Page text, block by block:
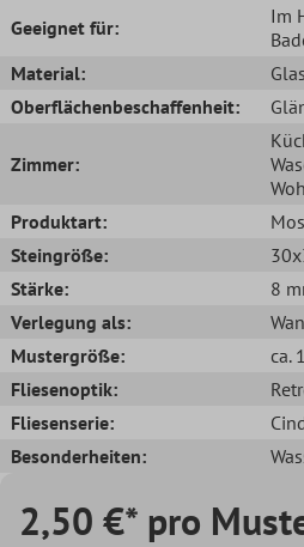
Geeignet für:
Im
Material:
Glas
Oberflächenbeschaffenheit:
Zimmer:
Produktart:
Steingröße:
Stärke:
8
Verlegung als:
Mustergröße:
ca.
Fliesenoptik:
Fliesenserie:
Besonderheiten:
2,50 €* pro